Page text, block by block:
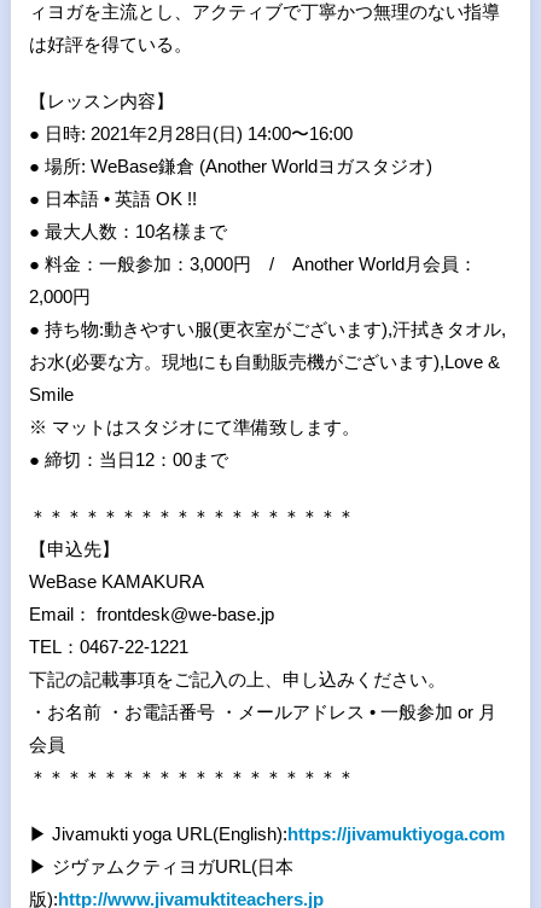
ィヨガを主流とし、アクティブで丁寧かつ無理のない指導
は好評を得ている。
【レッスン内容】
● 日時: 2021年2月28日(日) 14:00〜16:00
● 場所: WeBase鎌倉 (Another Worldヨガスタジオ)
● 日本語 • 英語 OK !!
● 最大人数：10名様まで
● 料金：一般参加：3,000円 / Another World月会員：
2,000円
● 持ち物:動きやすい服(更衣室がございます),汗拭きタオル,
お水(必要な方。現地にも自動販売機がございます),Love &
Smile
※ マットはスタジオにて準備致します。
● 締切：当日12：00まで
＊＊＊＊＊＊＊＊＊＊＊＊＊＊＊＊＊＊
【申込先】
WeBase KAMAKURA
Email： frontdesk@we-base.jp
TEL：0467-22-1221
下記の記載事項をご記入の上、申し込みください。
・お名前 ・お電話番号 ・メールアドレス • 一般参加 or 月
会員
＊＊＊＊＊＊＊＊＊＊＊＊＊＊＊＊＊＊
▶︎ Jivamukti yoga URL(English):https://jivamuktiyoga.com
▶︎ ジヴァムクティヨガURL(日本
版):http://www.jivamuktiteachers.jp